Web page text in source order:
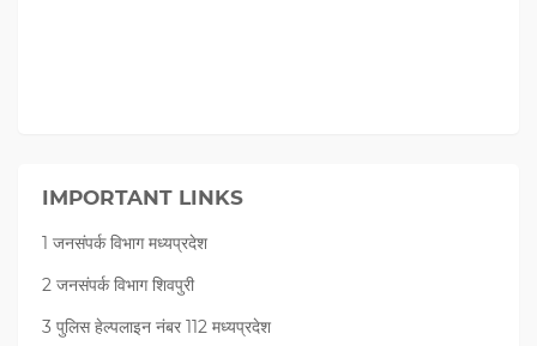
IMPORTANT LINKS
1 जनसंपर्क विभाग मध्यप्रदेश
2 जनसंपर्क विभाग शिवपुरी
3 पुलिस हेल्पलाइन नंबर 112 मध्‍यप्रदेश